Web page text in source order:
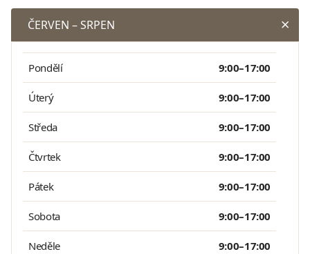
ČERVEN – SRPEN
Pondělí 9:00–17:00
Úterý 9:00–17:00
Středa 9:00–17:00
Čtvrtek 9:00–17:00
Pátek 9:00–17:00
Sobota 9:00–17:00
Neděle 9:00–17:00